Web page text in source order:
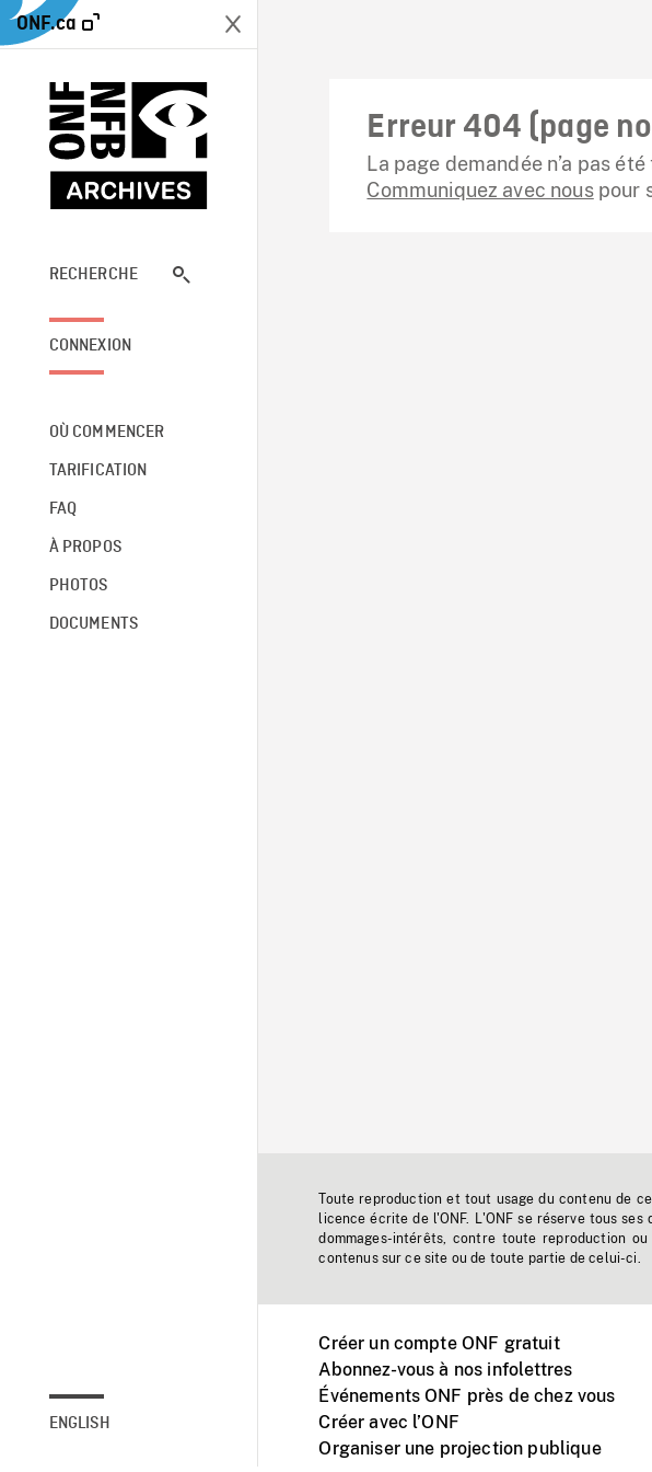
ONF.ca
RECHERCHE
CONNEXION
OÙ COMMENCER
TARIFICATION
FAQ
À PROPOS
PHOTOS
DOCUMENTS
ENGLISH
Erreur 404 (page
La page demandée n’a pas
Communiquez avec nouspour
Toute reproduction et tout usage du contenu de
licence écrite de l'ONF. L'ONF se réserve tous
dommages-intérêts, contre toute reproduction
contenus sur ce site ou de toute partie de celui-ci.
Créer un compte ONF gratuit
Abonnez-vous à nos infolettres
Événements ONF près de chez vous
Créer avec l’ONF
Organiser une projection publique